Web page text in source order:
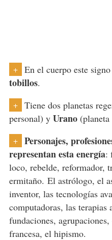
+ En el cuerpo este
tobillos.
+ Tiene dos planetas
personal) y Urano(planeta
+
Personajes,
representan esta energía:
loco, rebelde, reformador,
ermitaño. El astrólogo, el
inventor, las tecnologías
computadoras, las
fundaciones,
francesa, el hipismo.